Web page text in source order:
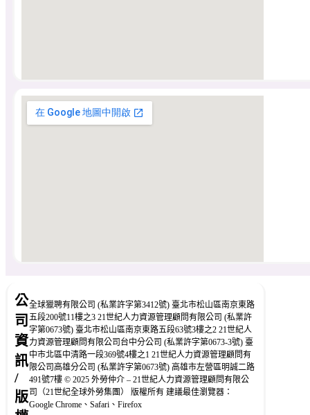
公
司
資
訊
/
版
全球獵聘有限公司 (私業許字第3412號) 臺北市松山區南京東路
五段200號11樓之3 21世紀人力資源管理顧問有限公司 (私業許
字第0673號) 臺北市松山區南京東路五段63號3樓之2 21世紀人
力資源管理顧問有限公司台中分公司 (私業許字第0673-3號) 臺
中市北區中清路一段369號4樓之1 21世紀人力資源管理顧問有
限公司高雄分公司 (私業許字第0673號) 高雄市左營區明誠二路
491號7樓 © 2025 外勞仲介 – 21世紀人力資源管理顧問有限公
司（21世紀全球外勞集團） 版權所有 建議最佳瀏覽器：
Google Chrome、Safari、Firefox